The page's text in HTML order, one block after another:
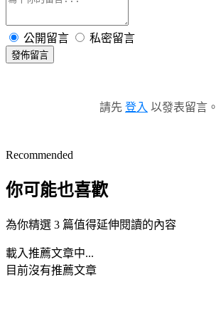
公開留言 私密留言
發佈留言
請先 登入 以發表留言。
Recommended
你可能也喜歡
為你精選 3 篇值得延伸閱讀的內容
載入推薦文章中...
目前沒有推薦文章